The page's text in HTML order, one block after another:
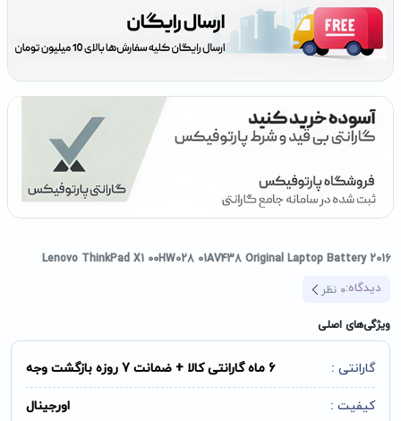
2016 Lenovo ThinkPad X1 00HW028 01AV438 Original Laptop Battery
دیدگاه:0 نظر
ویژگی‌های اصلی
گارانتی : 6 ماه گارانتی کالا + ضمانت 7 روزه بازگشت وجه
کیفیت : اورجینال